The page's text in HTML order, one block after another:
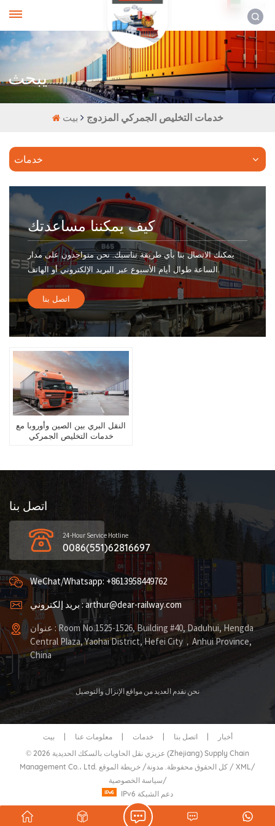
يبحث
خدمات التخليص الجمركي المزدوج
خدمات
كيف يمكننا مساعدتك
يمكنك الاتصال بنا بأي طريقة تناسبك. نحن متواجدون على مدار
الساعة طوال أيام الأسبوع عبر البريد الإلكتروني أو الهاتف.
اتصل بنا
النقل البري بين الصين وأوروبا مع
خدمات التخليص الجمركي
اتصل بنا
24-Hour Service Hotline
0086(551)62816697
WeChat/Whatsapp: +8613958449762
بريد إلكتروني : arthur@dear-railway.com
عنوان : Room No.1525-1526, Building #40, Daduhui, Hengda
Central Plaza, Yaohai District, Hefei City，Anhui Province,
China
نحن نقدم العديد من مواقع الإنزال والتوصيل
بيت معلومات عنا خدمات اتصل بنا
أخبار
© 2026 عزيزي نقل الحاويات بالسكك الحديدية (Zhejiang) Supply Chain
Management Co.، Ltd. كل الحقوق محفوظة. مدونة/ / XML/
سياسة الخصوصية/
IPv6 دعم الشبكة